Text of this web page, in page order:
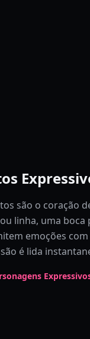
são o coração
linha, uma boca
emoções
é lida